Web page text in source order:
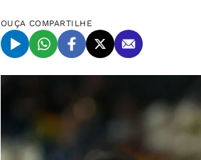
OUÇA COMPARTILHE